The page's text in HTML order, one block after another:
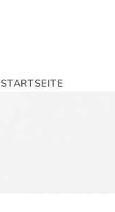
STARTSEITE